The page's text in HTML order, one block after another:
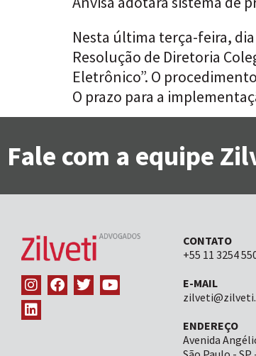
Nesta última terça-feira,
Resolução de Diretoria
Eletrônico”. O
O prazo para a
Fale com a equipe
CONTATO
+55 11 3254
E-MAIL
ENDEREÇO
Avenida